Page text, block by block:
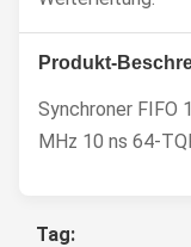
Produkt-
Synchroner FIFO
MHz 10 ns 64-
Tag: